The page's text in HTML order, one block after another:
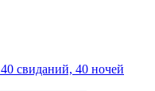
40 свиданий, 40 ночей